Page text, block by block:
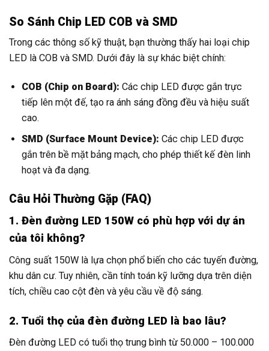
So Sánh Chip LED COB và SMD
Trong các thông số kỹ thuật, bạn thường thấy hai loại chip
LED là COB và SMD. Dưới đây là sự khác biệt chính:
COB (Chip on Board): Các chip LED được gắn trực
tiếp lên một đế, tạo ra ánh sáng đồng đều và hiệu suất
cao.
SMD (Surface Mount Device): Các chip LED được
gắn trên bề mặt bảng mạch, cho phép thiết kế đèn linh
hoạt và đa dạng.
Câu Hỏi Thường Gặp (FAQ)
1. Đèn đường LED 150W có phù hợp với dự án
của tôi không?
Công suất 150W là lựa chọn phổ biến cho các tuyến đường,
khu dân cư. Tuy nhiên, cần tính toán kỹ lưỡng dựa trên diện
tích, chiều cao cột đèn và yêu cầu về độ sáng.
2. Tuổi thọ của đèn đường LED là bao lâu?
Đèn đường LED có tuổi thọ trung bình từ 50.000 – 100.000